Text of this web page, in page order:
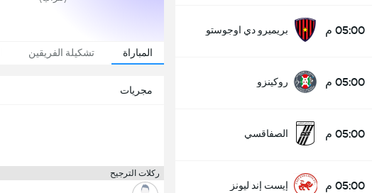
05:00 م بريميرو دي اوجوستو
05:00 م روكينزو
05:00 م الصفاقسي
05:00 م إيست إند ليونز
المباراة تشكيلة الفريقين
مجريات
ركلات الترجيح